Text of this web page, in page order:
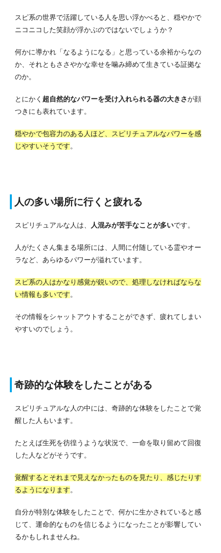
スピ系の世界で活躍している人を思い浮かべると、穏やかで
ニコニコした笑顔が浮かぶのではないでしょうか？
何かに導かれ「なるようになる」と思っている余裕からなの
か、それともささやかな幸せを噛み締めて生きている証拠な
のか。
とにかく 超自然的なパワーを受け入れられる器の大きさが顔
つきにも表れています。
穏やかで包容力のある人ほど、スピリチュアルなパワーを感
じやすいそうです。
人の多い場所に行くと疲れる
スピリチュアルな人は、 人混みが苦手なことが多いです。
人がたくさん集まる場所には、人間に付随している霊やオー
ラなど、あらゆるパワーが溢れています。
スピ系の人はかなり感覚が鋭いので、処理しなければならな
い情報も多いです。
その情報をシャットアウトすることができず、疲れてしまい
やすいのでしょう。
奇跡的な体験をしたことがある
スピリチュアルな人の中には、奇跡的な体験をしたことで覚
醒した人もいます。
たとえば生死を彷徨うような状況で、一命を取り留めて回復
した人などがそうです。
覚醒するとそれまで見えなかったものを見たり、感じたりす
るようになります。
自分が特別な体験をしたことで、何かに生かされていると感
じて、運命的なものを信じるようになったことが影響してい
るかもしれませんね。